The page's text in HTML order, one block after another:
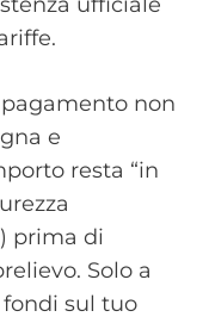
non
e
resta “in
prima di
Solo a
sul tuo